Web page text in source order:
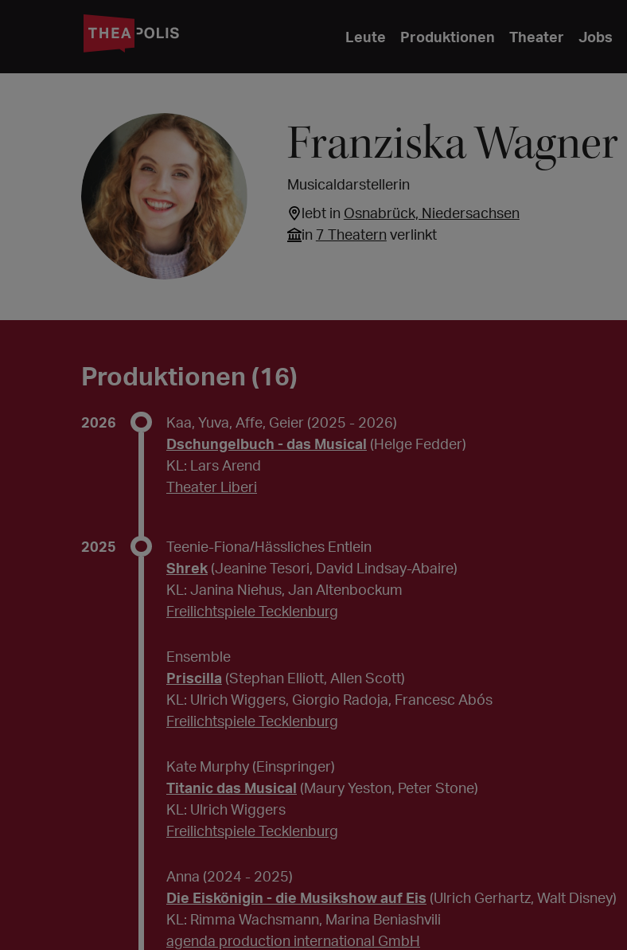
Leute Produktionen Theater Jobs
Franziska Wagner
Musicaldarstellerin
lebt in Osnabrück, Niedersachsen
in 7 Theatern verlinkt
Produktionen (16)
2026 Kaa, Yuva, Affe, Geier (2025 - 2026)
Dschungelbuch - das Musical (Helge Fedder)
KL: Lars Arend
Theater Liberi
2025
Teenie-Fiona/Hässliches Entlein
Shrek (Jeanine Tesori, David Lindsay-Abaire)
KL: Janina Niehus, Jan Altenbockum
Freilichtspiele Tecklenburg
Ensemble
Priscilla (Stephan Elliott, Allen Scott)
KL: Ulrich Wiggers, Giorgio Radoja, Francesc Abós
Freilichtspiele Tecklenburg
Kate Murphy (Einspringer)
Titanic das Musical (Maury Yeston, Peter Stone)
KL: Ulrich Wiggers
Freilichtspiele Tecklenburg
Anna (2024 - 2025)
Die Eiskönigin - die Musikshow auf Eis (Ulrich Gerhartz, Walt Disney)
KL: Rimma Wachsmann, Marina Beniashvili
agenda production international GmbH